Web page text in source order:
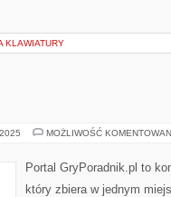
KLAWIATURY
MOŻLIWOŚĆ
Portal GryPoradnik.pl to
który zbiera w jednym